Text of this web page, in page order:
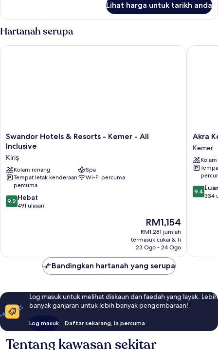
LAND
VIEW
Lihat harga untuk tarikh anda
Hartanah serupa
Swandor
Hotels
Resorts
-
Kemer
All
Inclusive
Swandor Hotels & Resorts - Kemer - All
Inclusive
Kiriş
Kolam renang
Spa
Tempat letak kenderaan
percuma
Wi-Fi percuma
9.2
daripada
9.2 Hebat
491 ulasan
Harga
ialah
RM1,154
RM1,154
RM1,281 jumlah
termasuk cukai & fi
23 Ogo - 24 Ogo
Swandor Hotels & Resorts - Kemer - All Inclusive
Akra
Kemer
-
All
Inclusive
Kemer
Akra
Kemer
9.4
9.4
334
Akra
Bandingkan hartanah yang serupa
Log masuk untuk melihat diskaun dan faedah yang layak. Lebih
banyak ganjaran untuk lebih banyak pengembaraan!
Log masuk Daftar sekarang, ia percuma
Tentang kawasan sekitar